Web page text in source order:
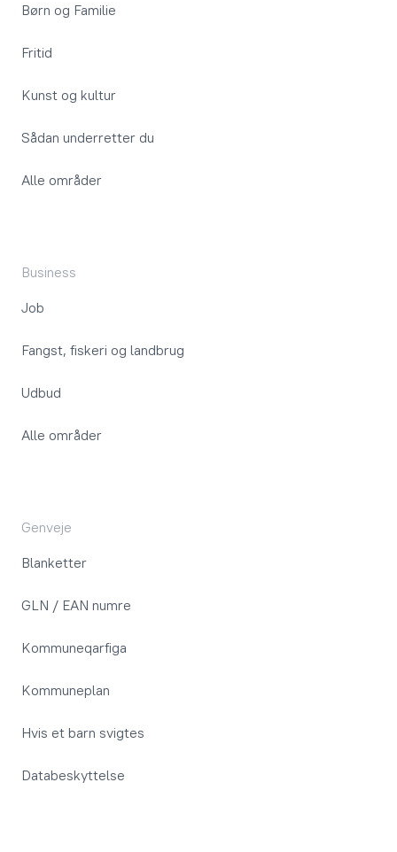
Børn og Familie
Fritid
Kunst og kultur
Sådan underretter du
Alle områder
Business
Job
Fangst, fiskeri og landbrug
Udbud
Alle områder
Genveje
Blanketter
GLN / EAN numre
Kommuneqarfiga
Kommuneplan
Hvis et barn svigtes
Databeskyttelse